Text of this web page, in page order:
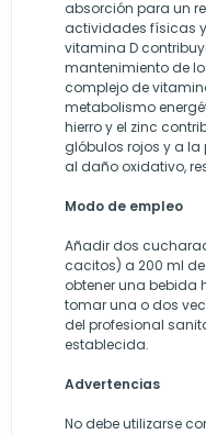
absorción para un
actividades físicas
vitamina D
mantenimiento de
complejo de
metabolismo
hierro y el zinc
glóbulos rojos y a
al daño oxidativo,
Modo de empleo
Añadir dos
cacitos) a 200 ml
obtener una bebida
tomar una o dos
del profesional
establecida.
Advertencias
No debe utilizarse